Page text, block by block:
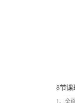
1、全